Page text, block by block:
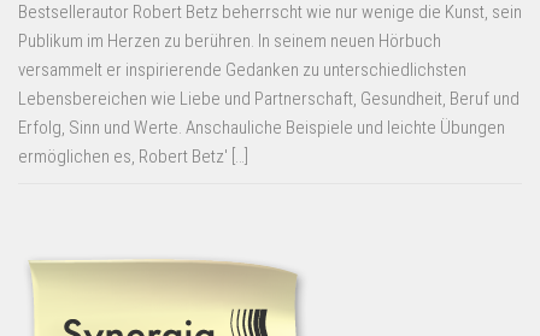
Bestsellerautor Robert Betz beherrscht wie nur wenige die Kunst, sein
Publikum im Herzen zu berühren. In seinem neuen Hörbuch
versammelt er inspirierende Gedanken zu unterschiedlichsten
Lebensbereichen wie Liebe und Partnerschaft, Gesundheit, Beruf und
Erfolg, Sinn und Werte. Anschauliche Beispiele und leichte Übungen
ermöglichen es, Robert Betz' […]